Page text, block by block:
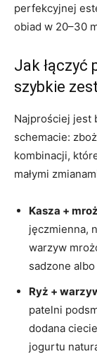
perfekcyjnej
obiad w 20–30
Jak łączyć
szybkie
Najprościej jest
schemacie:
kombinacji,
małymi
Kasza +
jęczmienna,
warzyw
sadzone
Ryż +
patelni
dodana
jogurtu